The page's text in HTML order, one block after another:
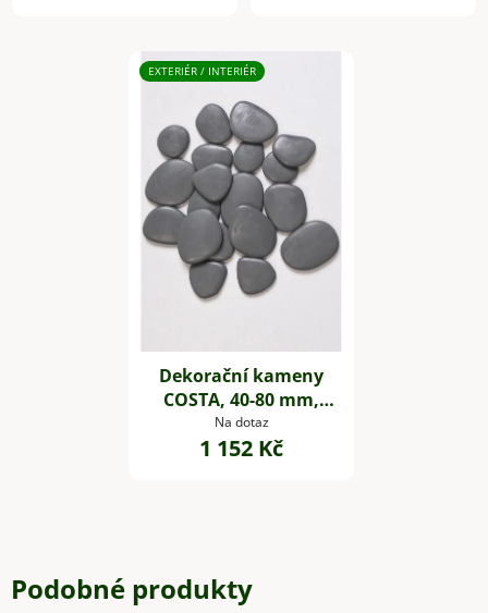
EXTERIÉR / INTERIÉR
Dekorační kameny
COSTA, 40-80 mm,
plast, šedá
Na dotaz
1 152 Kč
Podobné produkty